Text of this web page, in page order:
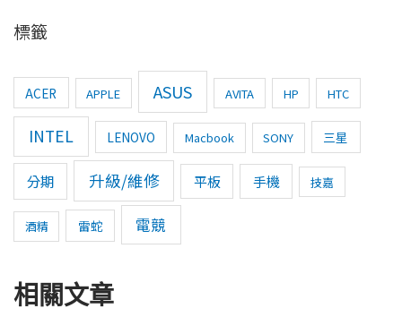
標籤
ACER APPLE ASUS AVITA HP HTC
INTEL LENOVO Macbook SONY 三星
分期 升級/維修 平板 手機 技嘉
酒精 雷蛇 電競
相關文章